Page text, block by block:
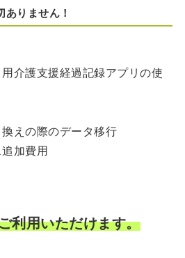
ありません！
介護支援経過記録アプリの使
えの際のデータ移行
加費用
利用いただけます。